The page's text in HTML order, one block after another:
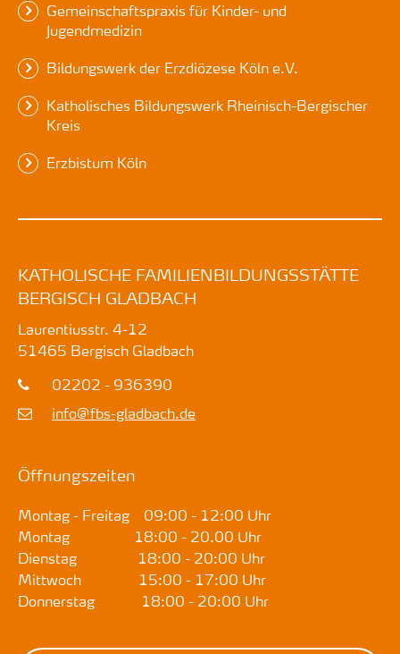
Gemeinschaftspraxis für Kinder- und
Jugendmedizin
Bildungswerk der Erzdiözese Köln e.V.
Katholisches Bildungswerk Rheinisch-Bergischer
Kreis
Erzbistum Köln
KATHOLISCHE FAMILIENBILDUNGSSTÄTTE
BERGISCH GLADBACH
Laurentiusstr. 4-12
51465 Bergisch Gladbach
02202 - 936390
info@fbs-gladbach.de
Öffnungszeiten
Montag - Freitag 09:00 - 12:00 Uhr
Montag 18:00 - 20.00 Uhr
Dienstag 18:00 - 20:00 Uhr
Mittwoch 15:00 - 17:00 Uhr
Donnerstag 18:00 - 20:00 Uhr